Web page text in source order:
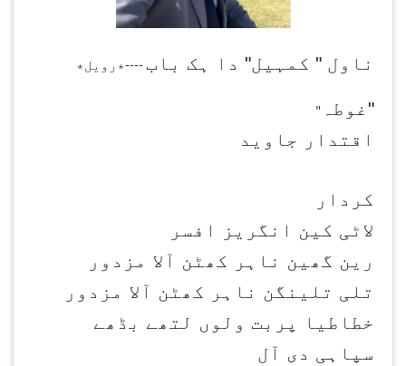
ناول " کمہیل" دا ہک باب ----٭رویل٭
"غوطہ "
اقتدار جاوید
کردار
لاٹی کین انگریز افسر
رین گھین ناہر کھٹن آلا مزدور
تلی تلینگن ناہر کھٹن آلا مزدور
خطاطیا پربت ولوں لتھے بڈھے
سپاہی دی آل